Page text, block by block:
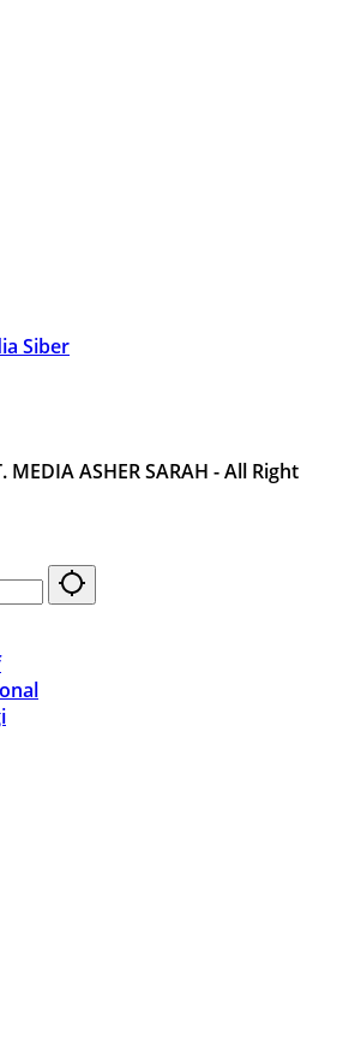
Siber
ASHER SARAH - All Right